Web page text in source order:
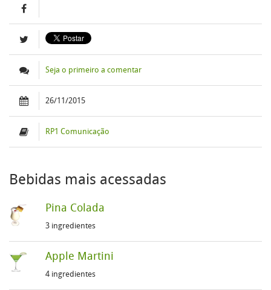
Seja o primeiro a comentar
26/11/2015
RP1 Comunicação
Bebidas mais acessadas
Pina Colada
3 ingredientes
Apple Martini
4 ingredientes